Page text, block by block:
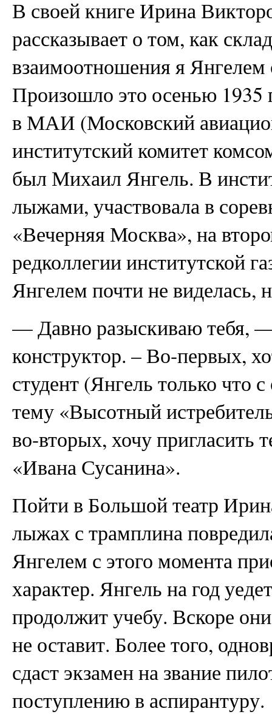
В своей книге Ирина
рассказывает о том, как
взаимоотношения я Янгелем
Произошло это осенью 1935
в МАИ (Московский
институтский комитет
был Михаил Янгель. В
лыжами, участвовала в
«Вечерняя Москва», на
редколлегии институтской
Янгелем почти не виделась,
— Давно разыскиваю тебя,
конструктор. – Во-первых,
студент (Янгель только что
тему «Высотный
во-вторых, хочу пригласить
«Ивана Сусанина».
Пойти в Большой театр
лыжах с трамплина
Янгелем с этого момента
характер. Янгель на год
продолжит учебу. Вскоре
не оставит. Более того,
сдаст экзамен на звание
поступлению в аспирантуру.